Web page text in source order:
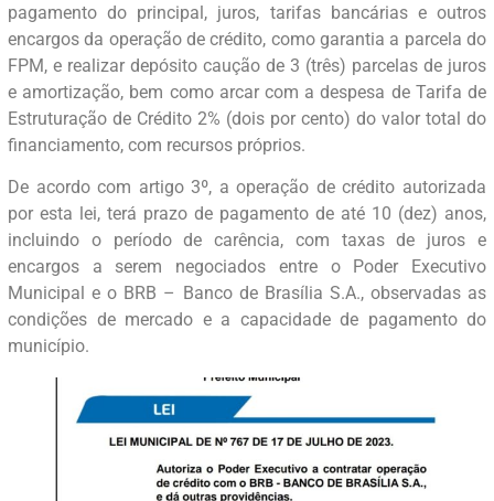
pagamento do principal, juros, tarifas bancárias e outros
encargos da operação de crédito, como garantia a parcela do
FPM, e realizar depósito caução de 3 (três) parcelas de juros
e amortização, bem como arcar com a despesa de Tarifa de
Estruturação de Crédito 2% (dois por cento) do valor total do
financiamento, com recursos próprios.
De acordo com artigo 3º, a operação de crédito autorizada
por esta lei, terá prazo de pagamento de até 10 (dez) anos,
incluindo o período de carência, com taxas de juros e
encargos a serem negociados entre o Poder Executivo
Municipal e o BRB – Banco de Brasília S.A., observadas as
condições de mercado e a capacidade de pagamento do
município.